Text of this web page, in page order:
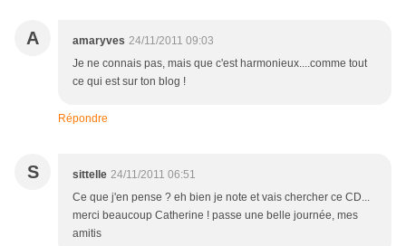
A amaryves 24/11/2011 09:03
Je ne connais pas, mais que c'est harmonieux....comme tout
ce qui est sur ton blog !
Répondre
S sittelle 24/11/2011 06:51
Ce que j'en pense ? eh bien je note et vais chercher ce CD...
merci beaucoup Catherine ! passe une belle journée, mes
amitis